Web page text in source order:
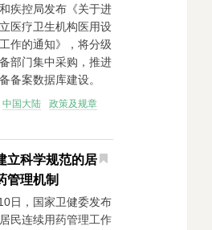
疾控局发布《关于进
医疗卫生机构医用设
作的通知》，将分级
部门集中采购，推进
备案数据库建设。
中国大陆
政策及规章
立科学规范的居
管理机制
日，国家卫健委发布
居民连续用药管理工作